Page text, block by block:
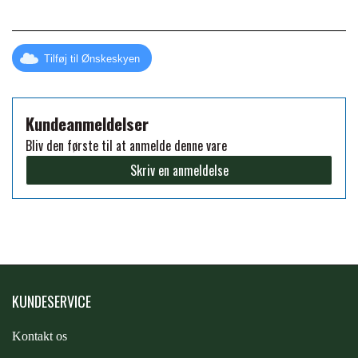
PREMIER EQUINE SADLER
PREMIER EQUINE SADEL TILBEHØR
PREMIER EQUINE SADELUNDERLAG
PREMIER EQUINE PADS
PREMIER EQUINE BENBESKYTTELSE
PREMIER EQUINE TRANSPORT
FORAN EQUINE
HAPPY MOUTH
HEVARI
Tilføj til Ønskeskyen
Kundeanmeldelser
Bliv den første til at anmelde denne vare
Skriv en anmeldelse
KUNDESERVICE
Kontakt os